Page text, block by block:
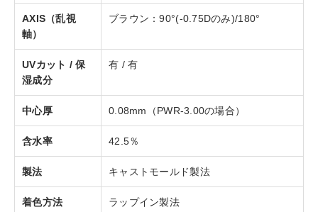
AXIS（乱視
軸）
ブラウン：90°(-0.75Dのみ)/180°
UVカット / 保
湿成分
有 / 有
中心厚 0.08mm（PWR-3.00の場合）
含水率 42.5％
製法 キャストモールド製法
着色方法 ラップイン製法